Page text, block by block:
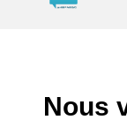
Nous